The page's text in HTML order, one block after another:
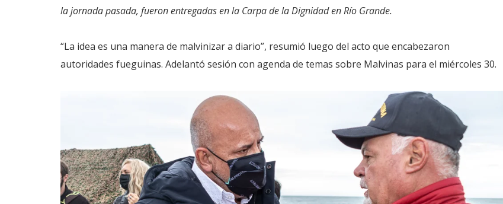
la jornada pasada, fueron entregadas en la Carpa de la Dignidad en Río Grande.
“La idea es una manera de malvinizar a diario”, resumió luego del acto que encabezaron
autoridades fueguinas. Adelantó sesión con agenda de temas sobre Malvinas para el miércoles 30.